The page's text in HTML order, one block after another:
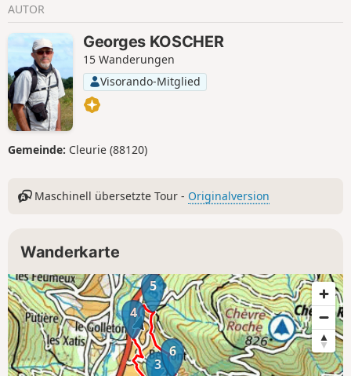
AUTOR
Georges KOSCHER
15 Wanderungen
Visorando-Mitglied
Gemeinde: Cleurie (88120)
Maschinell übersetzte Tour - Originalversion
Wanderkarte
2
3
4
5
6